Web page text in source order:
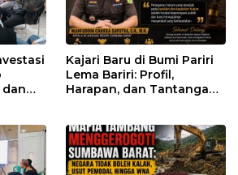
dan
Kajari Baru di Bumi Pariri
Lema Bariri: Profil,
Harapan, dan Tantangan